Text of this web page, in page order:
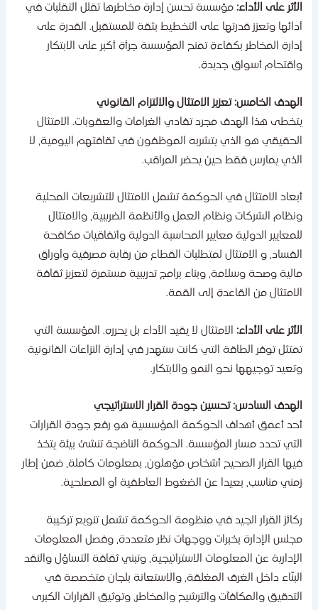
على الأداء:مؤسسة تحسن إدارة مخاطرها تقلل التقلبات في
وتعزز قدرتها على التخطيط بثقة للمستقبل. القدرة على
المخاطر بكفاءة تمنح المؤسسة جرأة أكبر على الابتكار
أسواق جديدة.
الخامس: تعزيز الامتثال والالتزام القانوني
هذا الهدف مجرد تفادي الغرامات والعقوبات. الامتثال
هو الذي يتشربه الموظفون في ثقافتهم اليومية، لا
يمارس فقط حين يحضر المراقب.
الامتثال في الحوكمة تشمل الامتثال للتشريعات المحلية
الشركات ونظام العمل والأنظمة الضريبية، والامتثال
الدولية معايير المحاسبة الدولية واتفاقيات مكافحة
و الامتثال لمتطلبات القطاع من رقابة مصرفية وأوراق
وصحة وسلامة، وبناء برامج تدريبية مستمرة لتعزيز ثقافة
من القاعدة إلى القمة.
على الأداء:الامتثال لا يقيد الأداء بل يحرره. المؤسسة التي
توفر الطاقة التي كانت ستهدر في إدارة النزاعات القانونية
توجيهها نحو النمو والابتكار.
السادس: تحسين جودة القرار الاستراتيجي
أعمق أهداف الحوكمة المؤسسية هو رفع جودة القرارات
تحدد مسار المؤسسة. الحوكمة الناضجة تنشئ بيئة يتخذ
القرار الصحيح أشخاص مؤهلون، بمعلومات كاملة، ضمن إطار
مناسب، بعيدا عن الضغوط العاطفية أو المصلحية.
القرار الجيد في منظومة الحوكمة تشمل تنويع تركيبة
الإدارة بخبرات ووجهات نظر متعددة، وفصل المعلومات
عن المعلومات الاستراتيجية، وتبني ثقافة التساؤل والنقد
داخل الغرف المغلقة، والاستعانة بلجان متخصصة في
والمكافآت والترشيح والمخاطر، وتوثيق القرارات الكبرى